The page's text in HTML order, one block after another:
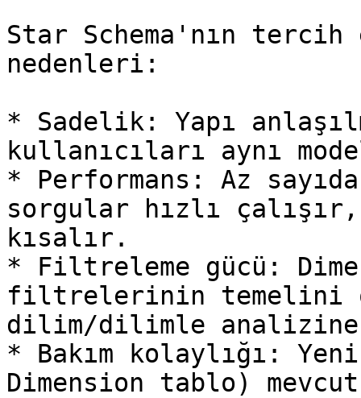
Star Schema'nın
nedenleri:
* Sadelik: Yapı
kullanıcıları aynı
* Performans: Az
sorgular hızlı
kısalır.
* Filtreleme gücü:
filtrelerinin temelini
dilim/dilimle
* Bakım kolaylığı:
Dimension tablo)